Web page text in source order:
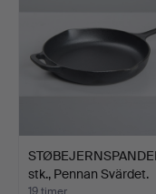
stk., Pennan Svärdet.
19 timer